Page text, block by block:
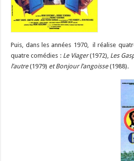
Puis, dans les années 1970, il réalise
quatre comédies : Le Viager(1972),Les
l’autre(1979) et Bonjour l’angoisse(1988).